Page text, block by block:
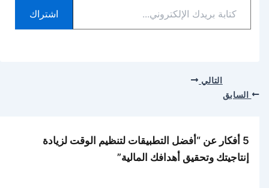
بريدك
الإلكتروني...
اشتراك
السابق
التالي
5 أفكار عن “أفضل التطبيقات لتنظيم الوقت لزيادة
إنتاجيتك وتحقيق أهدافك المالية”